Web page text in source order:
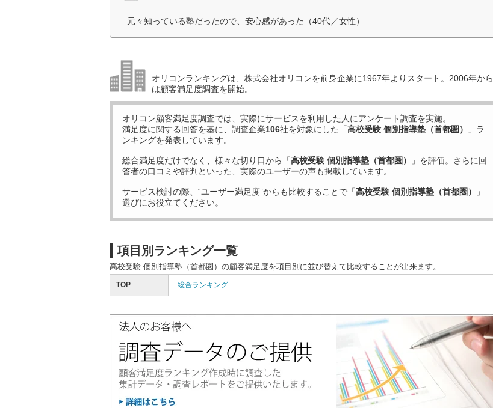
元々知っている塾だったので、安心感があった（40代／女性）
オリコンランキングは、株式会社オリコンを前身企業に1967年よりスタート。2006年から
は顧客満足度調査を開始。
オリコン顧客満足度調査では、実際にサービスを利用した 人にアンケート調査を実施。
満足度に関する回答を基に、調査企業106社を対象にした「高校受験 個別指導塾（首都圏）
」ラ
ンキングを発表しています。
総合満足度だけでなく、様々な切り口から「高校受験 個別指導塾（首都圏）
」を評価。さらに回
答者の口コミや評判といった、実際のユーザーの声も掲載しています。
サービス検討の際、“ユーザー満足度”からも比較することで「高校受験 個別指導塾（首都圏）
」
選びにお役立てください。
項目別ランキング一覧
高校受験 個別指導塾（首都圏）の顧客満足度を項目別に並び替えて比較することが出来ます。
TOP 総合ランキング